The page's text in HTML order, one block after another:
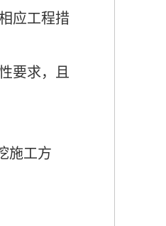
应工程措
要求，且
施工方